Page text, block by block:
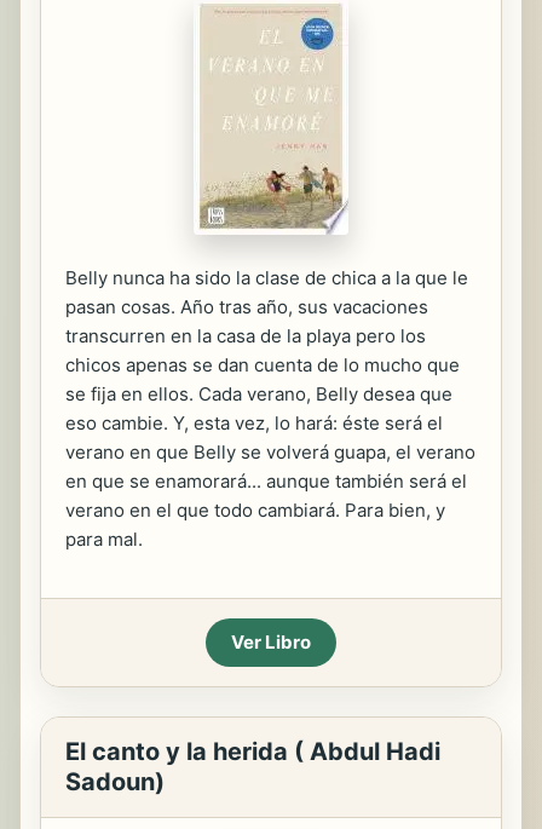
Belly nunca ha sido la clase de chica a la que le
pasan cosas. Año tras año, sus vacaciones
transcurren en la casa de la playa pero los
chicos apenas se dan cuenta de lo mucho que
se fija en ellos. Cada verano, Belly desea que
eso cambie. Y, esta vez, lo hará: éste será el
verano en que Belly se volverá guapa, el verano
en que se enamorará... aunque también será el
verano en el que todo cambiará. Para bien, y
para mal.
Ver Libro
El canto y la herida ( Abdul Hadi
Sadoun)